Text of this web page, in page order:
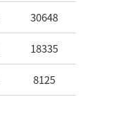
30648
18335
8125